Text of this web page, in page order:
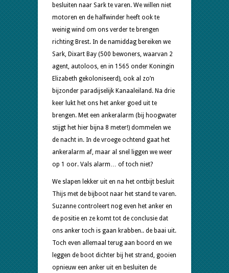
besluiten naar Sark te varen. We willen niet
motoren en de halfwinder heeft ook te
weinig wind om ons verder te brengen
richting Brest. In de namiddag bereiken we
Sark, Dixart Bay (500 bewoners, waarvan 2
agent, autoloos, en in 1565 onder Koningin
Elizabeth gekoloniseerd), ook al zo’n
bijzonder paradijselijk Kanaaleiland. Na drie
keer lukt het ons het anker goed uit te
brengen. Met een ankeralarm (bij hoogwater
stijgt het hier bijna 8 meter!) dommelen we
de nacht in. In de vroege ochtend gaat het
ankeralarm af, maar al snel liggen we weer
op 1 oor. Vals alarm… of toch niet?
We slapen lekker uit en na het ontbijt besluit
Thijs met de bijboot naar het stand te varen.
Suzanne controleert nog even het anker en
de positie en ze komt tot de conclusie dat
ons anker toch is gaan krabben.. de baai uit.
Toch even allemaal terug aan boord en we
leggen de boot dichter bij het strand, gooien
opnieuw een anker uit en besluiten de